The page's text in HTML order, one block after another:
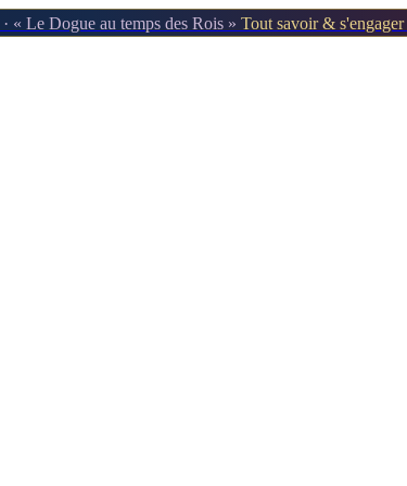
· « Le Dogue au temps des Rois » Tout savoir &